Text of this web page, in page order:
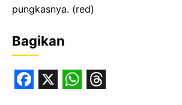
pungkasnya. (red)
Bagikan